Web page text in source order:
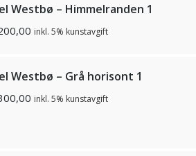
Westbø – Himmelranden 1
inkl. 5% kunstavgift
Westbø – Grå horisont 1
inkl. 5% kunstavgift